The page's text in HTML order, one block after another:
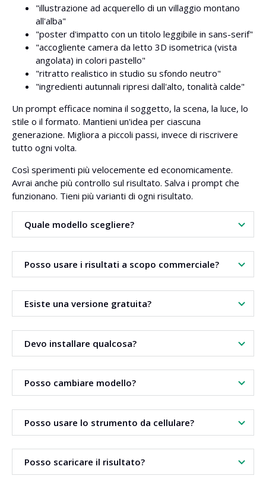
"illustrazione ad acquerello di un villaggio montano
all'alba"
"poster d'impatto con un titolo leggibile in sans-serif"
"accogliente camera da letto 3D isometrica (vista
angolata) in colori pastello"
"ritratto realistico in studio su sfondo neutro"
"ingredienti autunnali ripresi dall'alto, tonalità calde"
Un prompt efficace nomina il soggetto, la scena, la luce, lo
stile o il formato. Mantieni un'idea per ciascuna
generazione. Migliora a piccoli passi, invece di riscrivere
tutto ogni volta.
Così sperimenti più velocemente ed economicamente.
Avrai anche più controllo sul risultato. Salva i prompt che
funzionano. Tieni più varianti di ogni risultato.
Quale modello scegliere?
Dipende dal compito. Confronta diversi modelli e scegli il
risultato migliore.
Posso usare i risultati a scopo commerciale?
Di solito sì. La licenza dipende dal modello scelto. Verifica
le condizioni del modello.
Esiste una versione gratuita?
Puoi vedere come funziona lo strumento. La generazione
consuma crediti.
Devo installare qualcosa?
No. Tutto funziona nel browser, su computer e telefono.
Posso cambiare modello?
Sì, con un solo clic. Il modulo si aggiorna all'istante.
Posso usare lo strumento da cellulare?
Sì. Funziona in qualsiasi browser moderno su telefono o
computer. Nessuna installazione necessaria.
Posso scaricare il risultato?